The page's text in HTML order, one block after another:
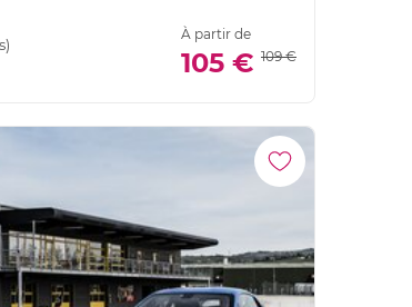
À partir de
105 € 109 €